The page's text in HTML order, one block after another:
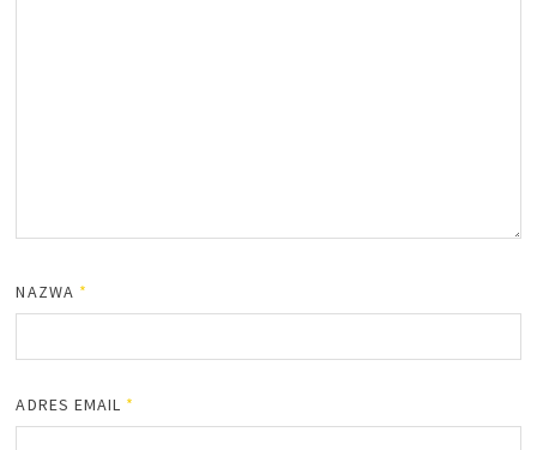
NAZWA *
ADRES EMAIL *